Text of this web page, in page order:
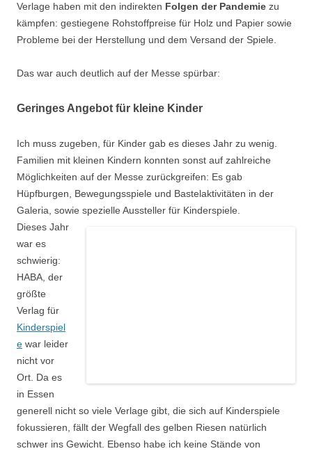
Verlage haben mit den indirekten Folgen der Pandemie zu
kämpfen: gestiegene Rohstoffpreise für Holz und Papier sowie
Probleme bei der Herstellung und dem Versand der Spiele.
Das war auch deutlich auf der Messe spürbar:
Geringes Angebot für kleine Kinder
Ich muss zugeben, für Kinder gab es dieses Jahr zu wenig.
Familien mit kleinen Kindern konnten sonst auf zahlreiche
Möglichkeiten auf der Messe zurückgreifen: Es gab
Hüpfburgen, Bewegungsspiele und Bastelaktivitäten in der
Galeria, sowie spezielle Aussteller für Kinderspiele.
Dieses Jahr
war es
schwierig:
HABA, der
größte
Verlag für
Kinderspiel
e war leider
nicht vor
Ort. Da es
in Essen
generell nicht so viele Verlage gibt, die sich auf Kinderspiele
fokussieren, fällt der Wegfall des gelben Riesen natürlich
schwer ins Gewicht. Ebenso habe ich keine Stände von